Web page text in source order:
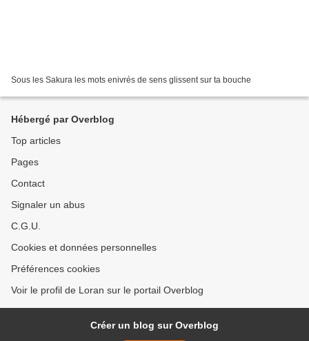
Sous les Sakura les mots enivrés de sens glissent sur ta bouche
Hébergé par Overblog
Top articles
Pages
Contact
Signaler un abus
C.G.U.
Cookies et données personnelles
Préférences cookies
Voir le profil de Loran sur le portail Overblog
Créer un blog sur Overblog